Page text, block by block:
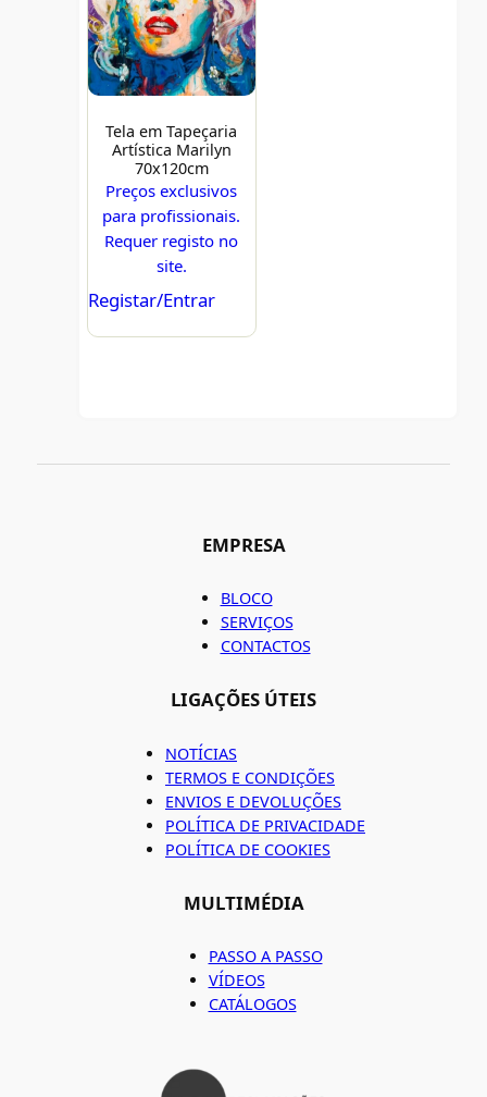
Tela em Tapeçaria
Artística Marilyn
70x120cm
Preços exclusivos
para profissionais.
Requer registo no
site.
Registar/Entrar
EMPRESA
BLOCO
SERVIÇOS
CONTACTOS
LIGAÇÕES ÚTEIS
NOTÍCIAS
TERMOS E CONDIÇÕES
ENVIOS E DEVOLUÇÕES
POLÍTICA DE PRIVACIDADE
POLÍTICA DE COOKIES
MULTIMÉDIA
PASSO A PASSO
VÍDEOS
CATÁLOGOS